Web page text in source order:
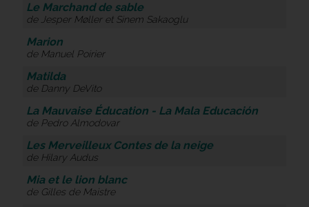
Le Marchand de sable
de Jesper Møller et Sinem Sakaoglu
Marion
de Manuel Poirier
Matilda
de Danny DeVito
La Mauvaise Éducation - La Mala Educación
de Pedro Almodovar
Les Merveilleux Contes de la neige
de Hilary Audus
Mia et le lion blanc
de Gilles de Maistre